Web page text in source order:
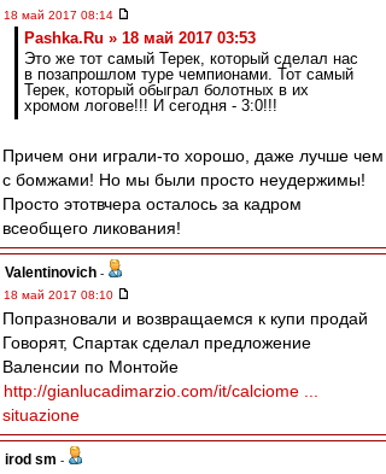
18 май 2017 08:14
Pashka.Ru » 18 май 2017 03:53
Это же тот самый Терек, который сделал нас
в позапрошлом туре чемпионами. Тот самый
Терек, который обыграл болотных в их
хромом логове!!! И сегодня - 3:0!!!
Причем они играли-то хорошо, даже лучше чем
с бомжами! Но мы были просто неудержимы!
Просто этотвчера осталось за кадром
всеобщего ликования!
Valentinovich -
18 май 2017 08:10
Попразновали и возвращаемся к купи продай
Говорят, Спартак сделал предложение
Валенсии по Монтойе
http://gianlucadimarzio.com/it/calciome ...
situazione
irod sm -